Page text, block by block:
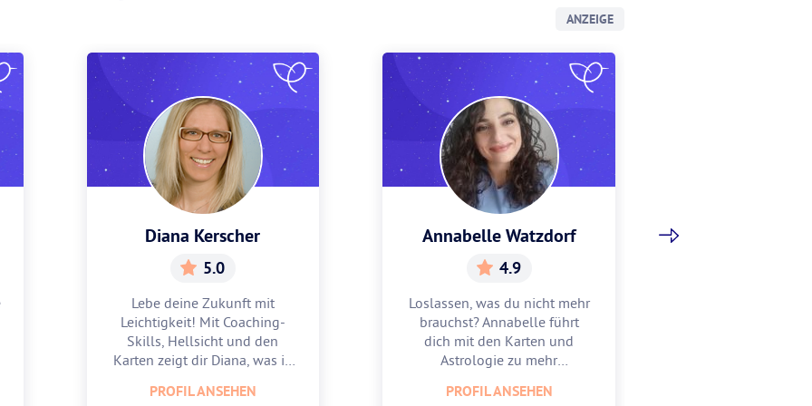
ANZEIGE
Diana Kerscher
5.0
Lebe deine Zukunft mit
Leichtigkeit! Mit Coaching-
Skills, Hellsicht und den
Karten zeigt dir Diana, was in
PROFIL ANSEHEN
Annabelle Watzdorf
4.9
Loslassen, was du nicht mehr
brauchst? Annabelle führt
dich mit den Karten und
Astrologie zu mehr
PROFIL ANSEHEN